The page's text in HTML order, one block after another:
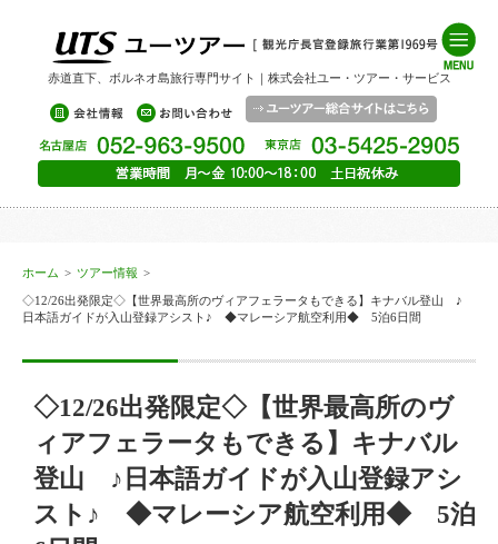
赤道直下、ボルネオ島旅行専門サイト｜株式会社ユー・ツアー・サービス
ホーム > ツアー情報 >
◇12/26出発限定◇【世界最高所のヴィアフェラータもできる】キナバル登山 ♪
日本語ガイドが入山登録アシスト♪ ◆マレーシア航空利用◆ 5泊6日間
◇12/26出発限定◇【世界最高所のヴ
ィアフェラータもできる】キナバル
登山 ♪日本語ガイドが入山登録アシ
スト♪ ◆マレーシア航空利用◆ 5泊